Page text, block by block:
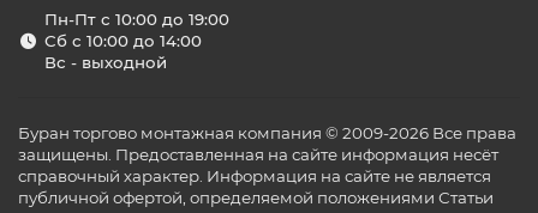
Пн-Пт с 10:00 до 19:00
Сб с 10:00 до 14:00
Вс - выходной
Буран торгово монтажная компания © 2009-2026 Все права
защищены. Предоставленная на сайте информация несёт
справочный характер. Информация на сайте не является
публичной офертой, определяемой положениями Статьи